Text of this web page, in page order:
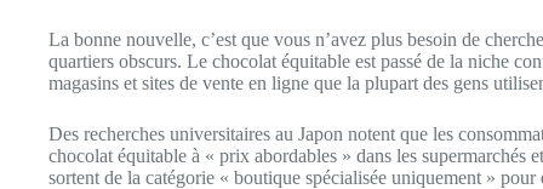
La bonne nouvelle, c’est que vous n’avez plus besoin de
quartiers obscurs. Le chocolat équitable est passé de la niche
magasins et sites de vente en ligne que la plupart des gens
Des recherches universitaires au Japon notent que les
chocolat équitable à « prix abordables » dans les supermarchés
sortent de la catégorie « boutique spécialisée uniquement »